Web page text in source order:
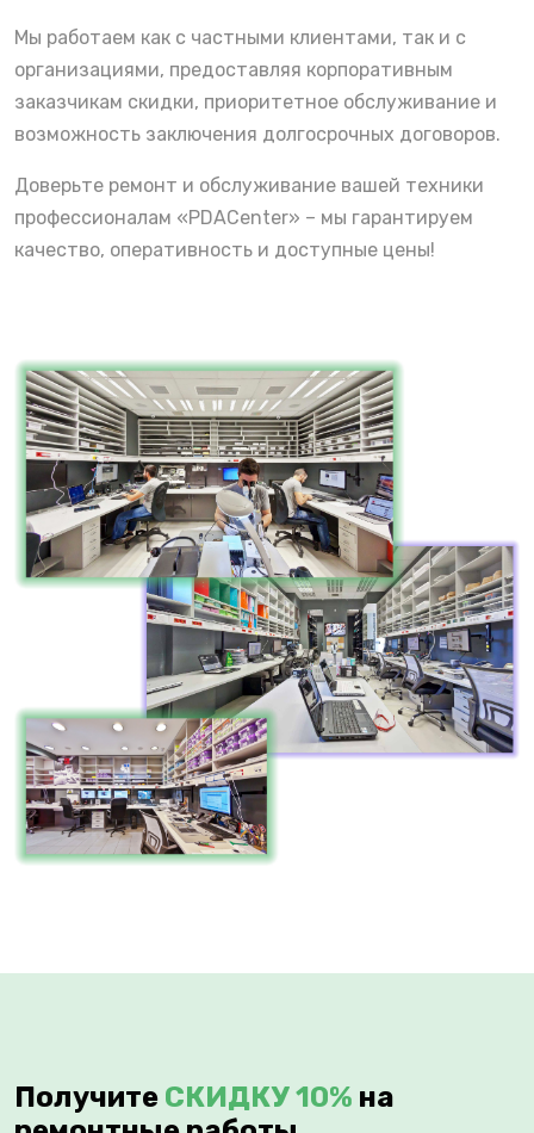
Мы работаем как с частными клиентами, так и с
организациями, предоставляя корпоративным
заказчикам скидки, приоритетное обслуживание и
возможность заключения долгосрочных договоров.
Доверьте ремонт и обслуживание вашей техники
профессионалам «PDACenter» – мы гарантируем
качество, оперативность и доступные цены!
Получите СКИДКУ 10% на